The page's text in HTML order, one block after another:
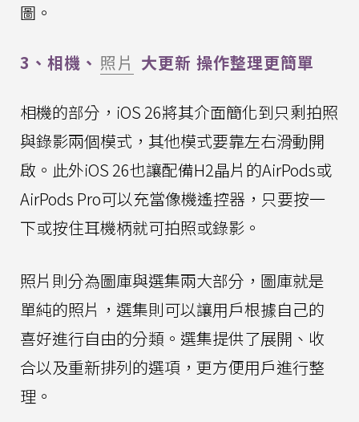
圖。
3、相機、 照片 大更新 操作整理更簡單
相機的部分，iOS 26將其介面簡化到只剩拍照
與錄影兩個模式，其他模式要靠左右滑動開
啟。此外iOS 26也讓配備H2晶片的AirPods或
AirPods Pro可以充當像機遙控器，只要按一
下或按住耳機柄就可拍照或錄影。
照片則分為圖庫與選集兩大部分，圖庫就是
單純的照片，選集則可以讓用戶根據自己的
喜好進行自由的分類。選集提供了展開、收
合以及重新排列的選項，更方便用戶進行整
理。